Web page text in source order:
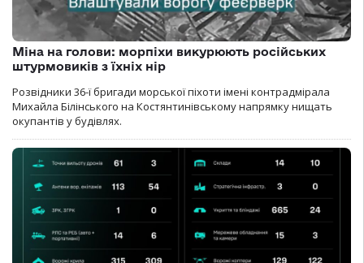
Міна на голови: морпіхи викурюють російських
штурмовиків з їхніх нір
Розвідники 36-ї бригади морської піхоти імені контрадмірала
Михайла Білінського на Костянтинівському напрямку нищать
окупантів у будівлях.